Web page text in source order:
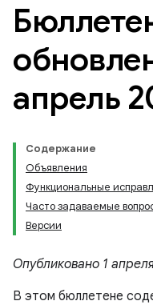
апрель
Содержание
Объявления
Функциональные
Часто задаваемые
Версии
Опубликовано 1
В этом бюллетене